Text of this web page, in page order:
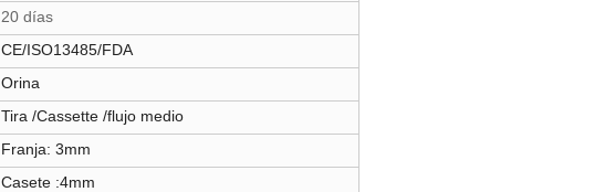
20 días
CE/ISO13485/FDA
Orina
Tira /Cassette /flujo medio
Franja: 3mm
Casete :4mm